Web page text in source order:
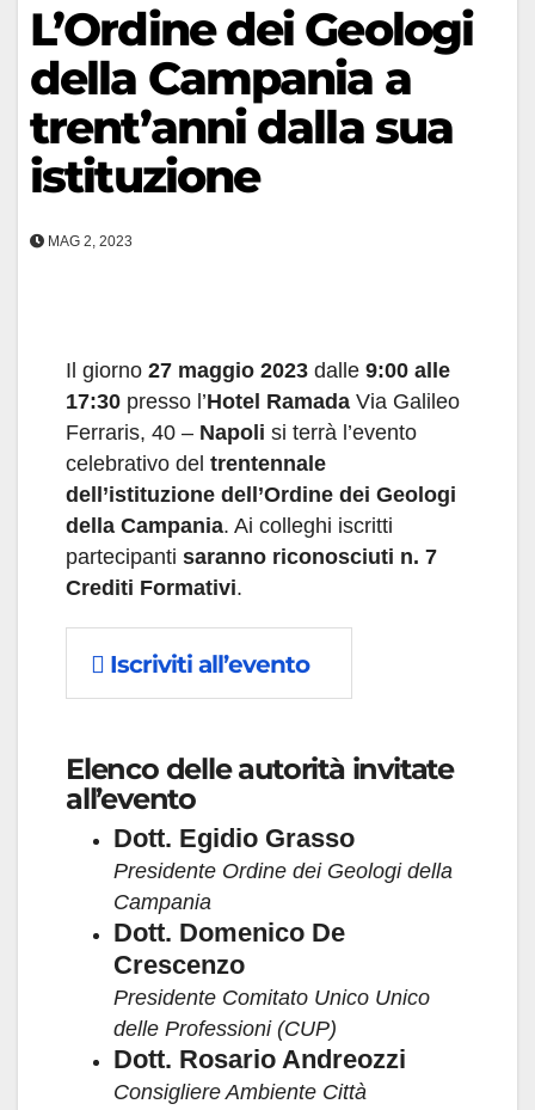
L’Ordine dei Geologi
della Campania a
trent’anni dalla sua
istituzione
MAG 2, 2023
Il giorno 27 maggio 2023 dalle 9:00 alle
17:30 presso l’Hotel Ramada Via Galileo
Ferraris, 40 – Napoli si terrà l’evento
celebrativo del trentennale
dell’istituzione dell’Ordine dei Geologi
della Campania. Ai colleghi iscritti
partecipanti saranno riconosciuti n. 7
Crediti Formativi.
Iscriviti all’evento
Elenco delle autorità invitate
all’evento
Dott. Egidio Grasso
Presidente Ordine dei Geologi della
Campania
Dott. Domenico De
Crescenzo
Presidente Comitato Unico Unico
delle Professioni (CUP)
Dott. Rosario Andreozzi
Consigliere Ambiente Città